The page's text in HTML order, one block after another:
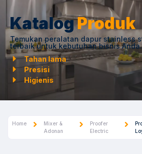
KatalogProduk
Temukan peralatan dapur stainless
terbaik untuk kebutuhan bisnis Anda.
Tahan lama
Presisi
Higienis
Home
Mixer &
Adonan
Proofer
Electric